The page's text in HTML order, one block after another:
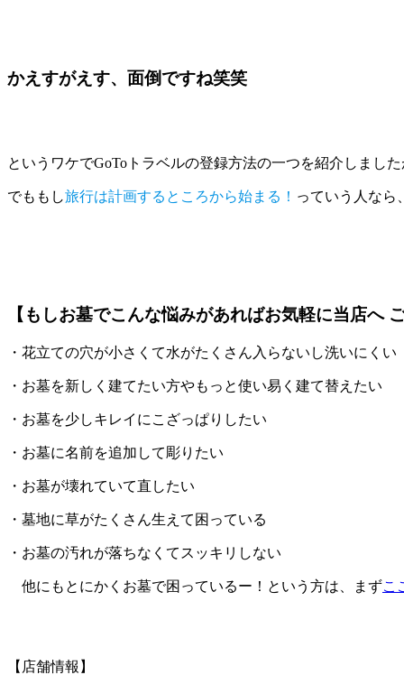
かえすがえす、面倒ですね笑笑
というワケでGoToトラベルの登録方法の一つを紹介しまし
でももし旅行は計画するところから始まる！ っていう人なら
【もしお墓でこんな悩みがあればお気軽に当店へ
・花立ての穴が小さくて水がたくさん入らないし洗いにくい
・お墓を新しく建てたい方やもっと使い易く建て替えたい
・お墓を少しキレイにこざっぱりしたい
・お墓に名前を追加して彫りたい
・お墓が壊れていて直したい
・墓地に草がたくさん生えて困っている
・お墓の汚れが落ちなくてスッキリしない
他にもとにかくお墓で困っているー！という方は、まずこ
【店舗情報】